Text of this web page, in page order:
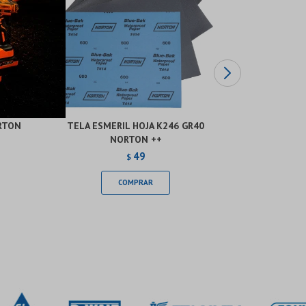
TELA ESMERIL HOJA K246 GR40
NORTON ++
$ 49